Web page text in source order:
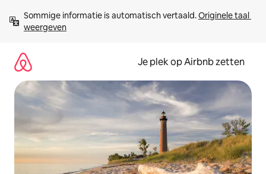
direct
naar
Sommige informatie is automatisch vertaald. Originele taal
weergeven
Je plek op Airbnb zetten